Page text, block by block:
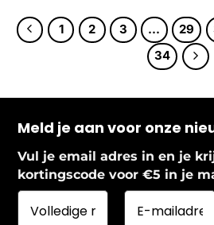
1 2 3 … 29
34
Meld je aan voor onze
Vul je email adres in en je
kortingscode voor €5 in je